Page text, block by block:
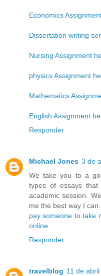
Economics
Dissertation writing
Nursing Assignment
physics Assignment
Mathematics
English Assignment
Responder
Michael Jones 3 de
We take you to a
types of essays
academic session.
me the best way I can.
pay someone to take
online
Responder
travelblog 11 de